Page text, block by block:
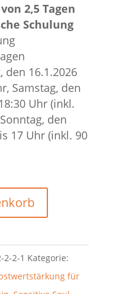
2,5 Tagen
Schulung
den 16.1.2026
Samstag, den
Uhr (inkl.
den
17 Uhr (inkl. 90
2-2-1 Kategorie:
für